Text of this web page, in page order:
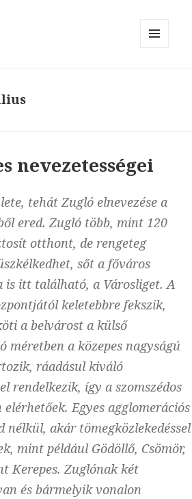
nevezetességei
tehát Zugló elnevezése a
ered. Zugló több, mint 120
otthont, de rengeteg
sőt a főváros
is itt található, a Városliget. A
keletebbre fekszik,
a belvárost a külső
méretben a közepes nagyságú
ráadásul kiváló
rendelkezik, így a szomszédos
Egyes agglomerációs
nélkül, akár tömegközlekedéssel
mint például Gödöllő, Csömör,
Kerepes. Zuglónak két
és bármelyik vonalon